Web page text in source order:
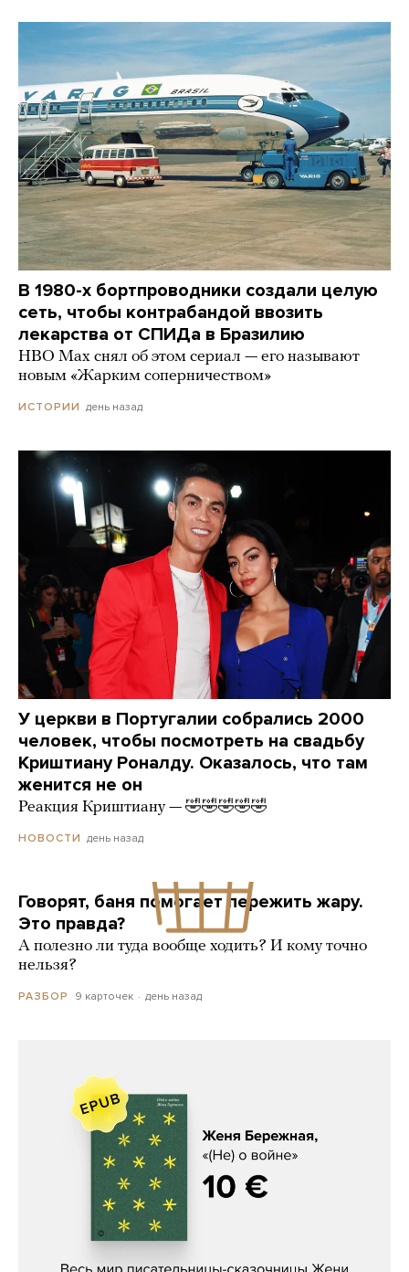
В 1980-х бортпроводники создали целую
сеть, чтобы контрабандой ввозить
лекарства от СПИДа в Бразилию
HBO Max снял об этом сериал — его называют
новым «Жарким соперничеством»
ИСТОРИИ день назад
У церкви в Португалии собрались 2000
человек, чтобы посмотреть на свадьбу
Криштиану Роналду. Оказалось, что там
женится не он
Реакция Криштиану — 🤣🤣🤣🤣🤣
НОВОСТИ день назад
Говорят, баня помогает пережить жару.
Это правда?
А полезно ли туда вообще ходить? И кому точно
нельзя?
РАЗБОР 9 карточек день назад
Женя Бережная, «(Не) о войне»